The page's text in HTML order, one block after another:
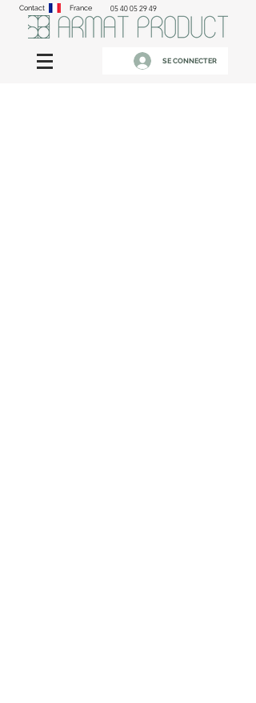
Contact France 05 40 05 29 49
SE CONNECTER